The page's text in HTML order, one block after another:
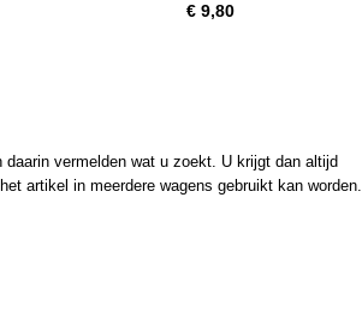
€ 9,80
vermelden wat u zoekt. U krijgt dan altijd
artikel in meerdere wagens gebruikt kan worden.